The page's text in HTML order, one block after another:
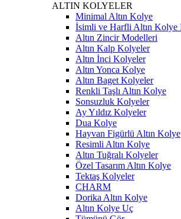
ALTIN KOLYELER
Minimal Altın Kolye
İsimli ve Harfli Altın Kolye
Altın Zincir Modelleri
Altın Kalp Kolyeler
Altın İnci Kolyeler
Altın Yonca Kolye
Altın Baget Kolyeler
Renkli Taşlı Altın Kolye
Sonsuzluk Kolyeler
Ay Yıldız Kolyeler
Dua Kolye
Hayvan Figürlü Altın Kolye
Resimli Altın Kolye
Altın Tuğralı Kolyeler
Özel Tasarım Altın Kolye
Tektaş Kolyeler
CHARM
Dorika Altın Kolye
Altın Kolye Uç